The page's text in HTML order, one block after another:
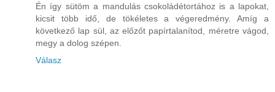
Én így sütöm a mandulás csokoládétortához is a lapokat,
kicsit több idő, de tökéletes a végeredmény. Amíg a
következő lap sül, az előzőt papírtalanítod, méretre vágod,
megy a dolog szépen.
Válasz